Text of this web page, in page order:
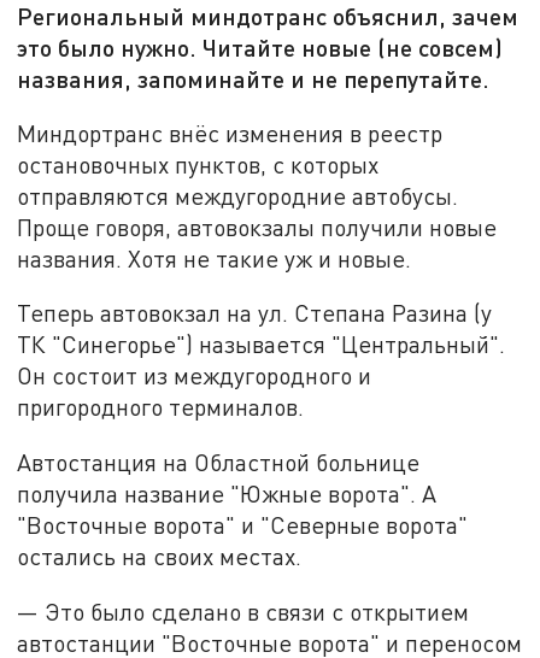
Региональный миндотранс объяснил, зачем
это было нужно. Читайте новые (не совсем)
названия, запоминайте и не перепутайте.
Миндортранс внёс изменения в реестр
остановочных пунктов, с которых
отправляются междугородние автобусы.
Проще говоря, автовокзалы получили новые
названия. Хотя не такие уж и новые.
Теперь автовокзал на ул. Степана Разина (у
ТК "Синегорье") называется "Центральный".
Он состоит из междугородного и
пригородного терминалов.
Автостанция на Областной больнице
получила название "Южные ворота". А
"Восточные ворота" и "Северные ворота"
остались на своих местах.
— Это было сделано в связи с открытием
автостанции "Восточные ворота" и переносом